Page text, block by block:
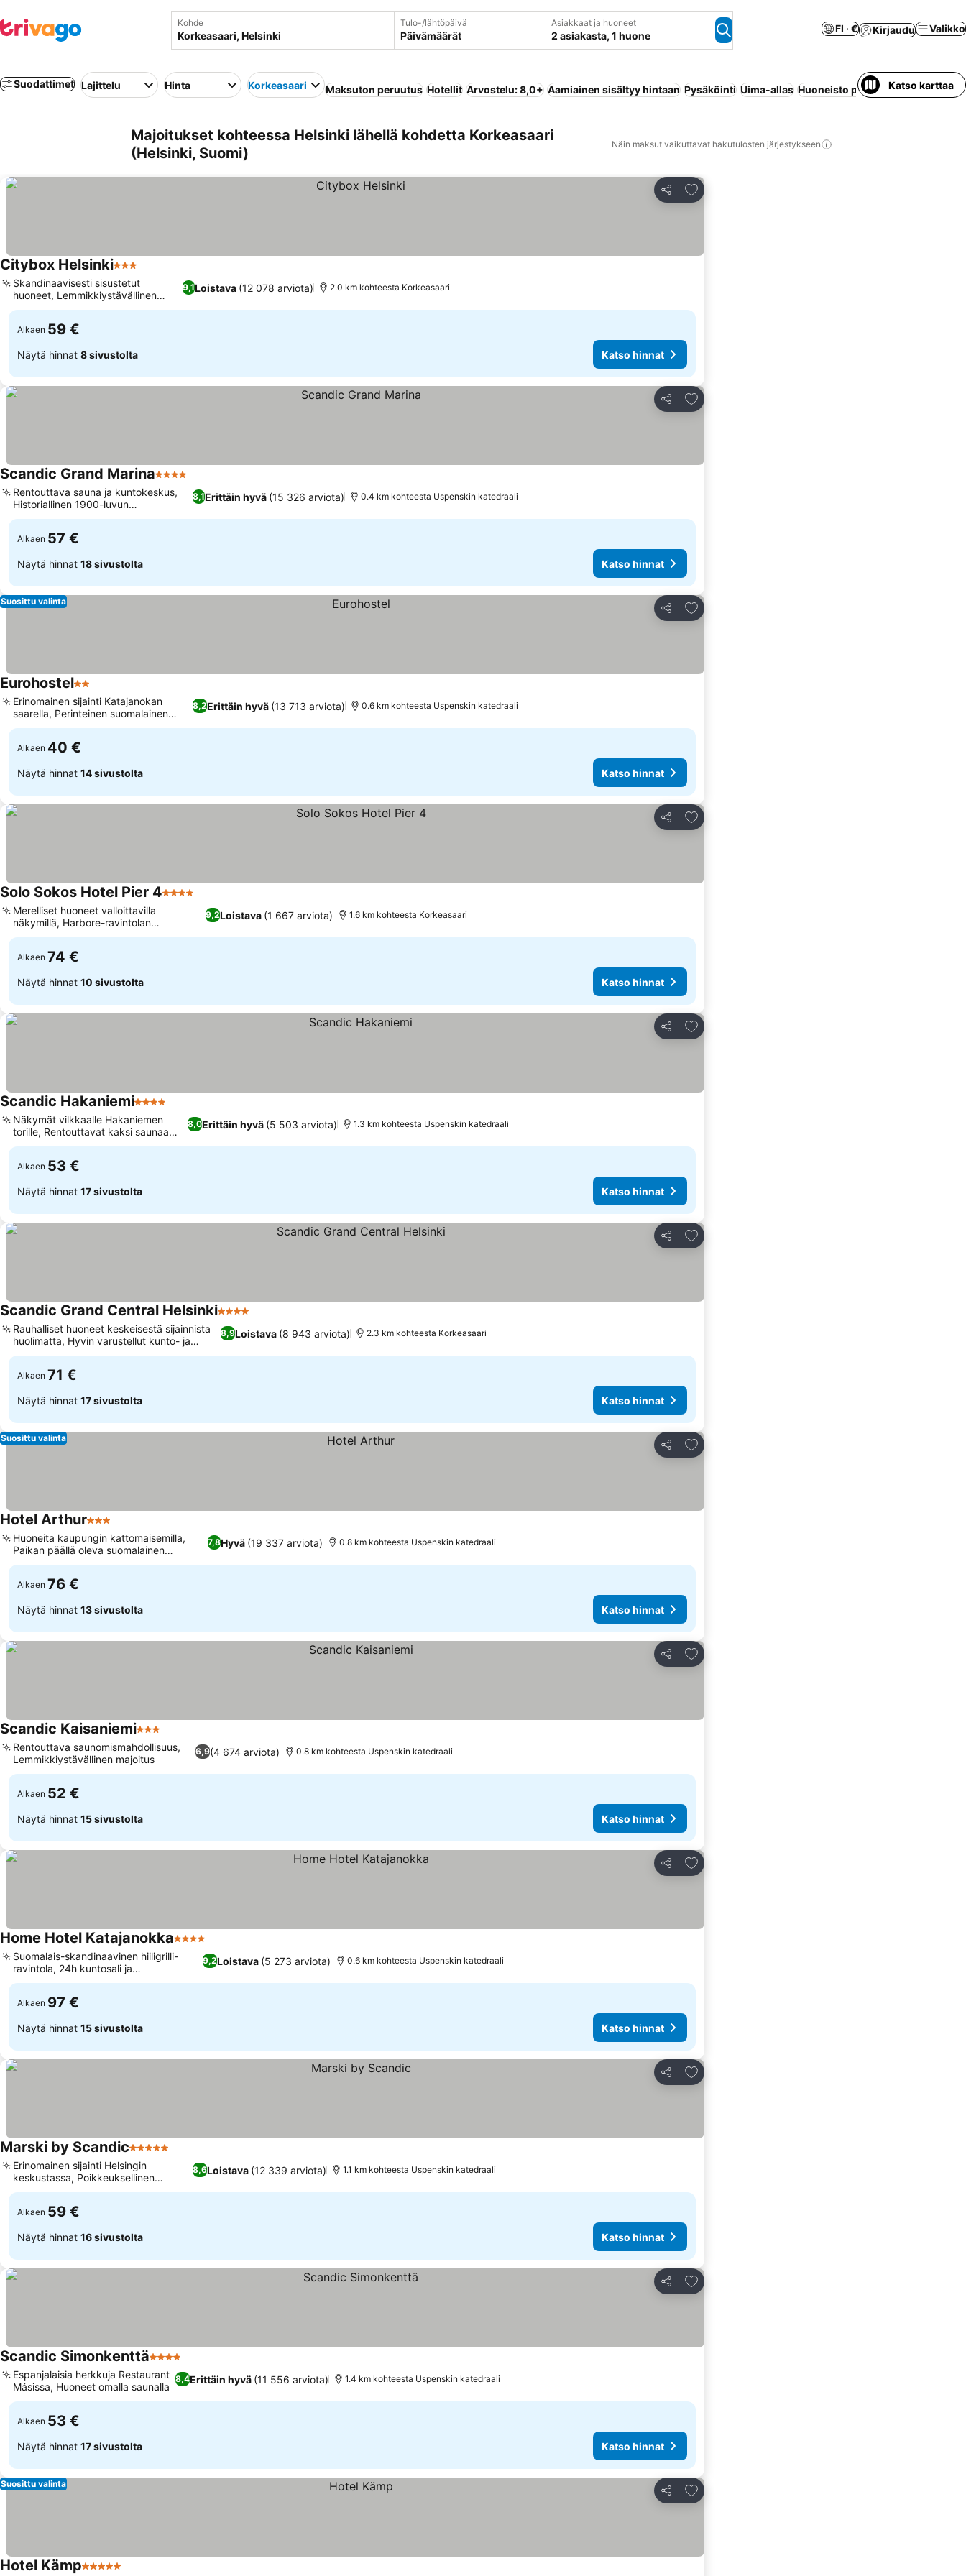
Kohde Tulo-/lähtöpäivä
Päivämäärät
Asiakkaat ja huoneet
2 asiakasta, 1 huone
FI · € Kirjaudu Valikko
Suodattimet Lajittelu Hinta Korkeasaari Maksuton peruutus Hotellit Arvostelu: 8,0+ Aamiainen sisältyy hintaan Pysäköinti Uima-allas Huoneisto palveluilla Wi-Fi
Katso karttaa
Majoitukset kohteessa Helsinki lähellä kohdetta Korkeasaari
(Helsinki, Suomi)
Näin maksut vaikuttavat hakutulosten järjestykseen
Jaa
Lisää suosikkeihin
Citybox Helsinki3 Tähtiluokitus
9,1Loistava (12 078 arviota)
Skandinaavisesti sisustetut
huoneet, Lemmikkiystävällinen
majoitus
2.0 km kohteesta Korkeasaari
Alkaen 59 €
Näytä hinnat 8 sivustolta Katso hinnat
Jaa
Lisää suosikkeihin
Scandic Grand Marina4 Tähtiluokitus
8,1Erittäin hyvä (15 326 arviota)
Rentouttava sauna ja kuntokeskus,
Historiallinen 1900-luvun
varastorakennus
0.4 km kohteesta Uspenskin katedraali
Alkaen 57 €
Näytä hinnat 18 sivustolta Katso hinnat
Jaa
Lisää suosikkeihin
Suosittu valinta
Eurohostel2 Tähtiluokitus
8,2Erittäin hyvä (13 713 arviota)
Erinomainen sijainti Katajanokan
saarella, Perinteinen suomalainen
aamusauna
0.6 km kohteesta Uspenskin katedraali
Alkaen 40 €
Näytä hinnat 14 sivustolta Katso hinnat
Jaa
Lisää suosikkeihin
Solo Sokos Hotel Pier 44 Tähtiluokitus
9,2Loistava (1 667 arviota)
Merelliset huoneet valloittavilla
näkymillä, Harbore-ravintolan
suomalainen keittiö
1.6 km kohteesta Korkeasaari
Alkaen 74 €
Näytä hinnat 10 sivustolta Katso hinnat
Jaa
Lisää suosikkeihin
Scandic Hakaniemi4 Tähtiluokitus
8,0Erittäin hyvä (5 503 arviota)
Näkymät vilkkaalle Hakaniemen
torille, Rentouttavat kaksi saunaa
vieraille
1.3 km kohteesta Uspenskin katedraali
Alkaen 53 €
Näytä hinnat 17 sivustolta Katso hinnat
Jaa
Lisää suosikkeihin
Scandic Grand Central Helsinki4 Tähtiluokitus
8,9Loistava (8 943 arviota)
Rauhalliset huoneet keskeisestä sijainnista
huolimatta, Hyvin varustellut kunto- ja
saunatilat
2.3 km kohteesta Korkeasaari
Alkaen 71 €
Näytä hinnat 17 sivustolta Katso hinnat
Jaa
Lisää suosikkeihin
Suosittu valinta
Hotel Arthur3 Tähtiluokitus
7,8Hyvä (19 337 arviota)
Huoneita kaupungin kattomaisemilla,
Paikan päällä oleva suomalainen
ravintola
0.8 km kohteesta Uspenskin katedraali
Alkaen 76 €
Näytä hinnat 13 sivustolta Katso hinnat
Jaa
Lisää suosikkeihin
Scandic Kaisaniemi3 Tähtiluokitus
6,9(4 674 arviota)
Rentouttava saunomismahdollisuus,
Lemmikkiystävällinen majoitus
0.8 km kohteesta Uspenskin katedraali
Alkaen 52 €
Näytä hinnat 15 sivustolta Katso hinnat
Jaa
Lisää suosikkeihin
Home Hotel Katajanokka4 Tähtiluokitus
9,2Loistava (5 273 arviota)
Suomalais-skandinaavinen hiiligrilli-
ravintola, 24h kuntosali ja
viikonloppusauna
0.6 km kohteesta Uspenskin katedraali
Alkaen 97 €
Näytä hinnat 15 sivustolta Katso hinnat
Jaa
Lisää suosikkeihin
Marski by Scandic5 Tähtiluokitus
8,6Loistava (12 339 arviota)
Erinomainen sijainti Helsingin
keskustassa, Poikkeuksellinen
aamiaisbuffet
1.1 km kohteesta Uspenskin katedraali
Alkaen 59 €
Näytä hinnat 16 sivustolta Katso hinnat
Jaa
Lisää suosikkeihin
Scandic Simonkenttä4 Tähtiluokitus
8,4Erittäin hyvä (11 556 arviota)
Espanjalaisia herkkuja Restaurant
Másissa, Huoneet omalla saunalla
1.4 km kohteesta Uspenskin katedraali
Alkaen 53 €
Näytä hinnat 17 sivustolta Katso hinnat
Jaa
Lisää suosikkeihin
Suosittu valinta
Hotel Kämp5 Tähtiluokitus